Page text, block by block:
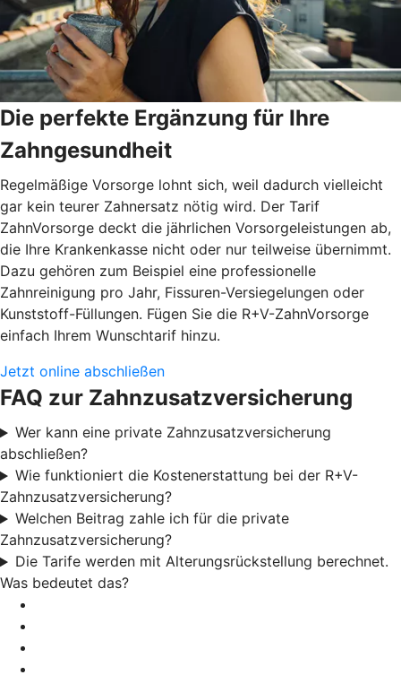
Die perfekte Ergänzung für Ihre
Zahngesundheit
Regelmäßige Vorsorge lohnt sich, weil dadurch vielleicht
gar kein teurer Zahnersatz nötig wird. Der Tarif
ZahnVorsorge deckt die jährlichen Vorsorgeleistungen ab,
die Ihre Krankenkasse nicht oder nur teilweise übernimmt.
Dazu gehören zum Beispiel eine professionelle
Zahnreinigung pro Jahr, Fissuren-Versiegelungen oder
Kunststoff-Füllungen. Fügen Sie die R+V-ZahnVorsorge
einfach Ihrem Wunschtarif hinzu.
Jetzt online abschließen
FAQ zur Zahnzusatzversicherung
Wer kann eine private Zahnzusatzversicherung
abschließen?
Wie funktioniert die Kostenerstattung bei der R+V-
Zahnzusatzversicherung?
Welchen Beitrag zahle ich für die private
Zahnzusatzversicherung?
Die Tarife werden mit Alterungsrückstellung berechnet.
Was bedeutet das?